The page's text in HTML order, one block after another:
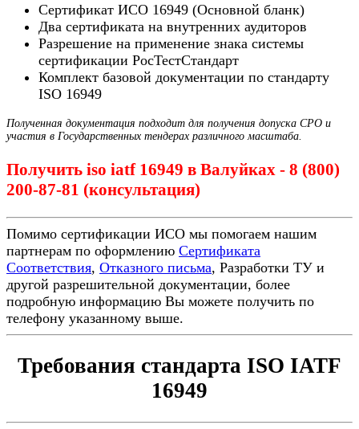
Сертификат ИСО 16949 (Основной бланк)
Два сертификата на внутренних аудиторов
Разрешение на применение знака системы
сертификации РосТестСтандарт
Комплект базовой документации по стандарту
ISO 16949
Полученная документация подходит для получения допуска СРО и
участия в Государственных тендерах различного масштаба.
Получить iso iatf 16949 в Валуйках - 8 (800)
200-87-81 (консультация)
Помимо сертификации ИСО мы помогаем нашим
партнерам по оформлению Сертификата
Соответствия, Отказного письма, Разработки ТУ и
другой разрешительной документации, более
подробную информацию Вы можете получить по
телефону указанному выше.
Требования стандарта ISO IATF
16949